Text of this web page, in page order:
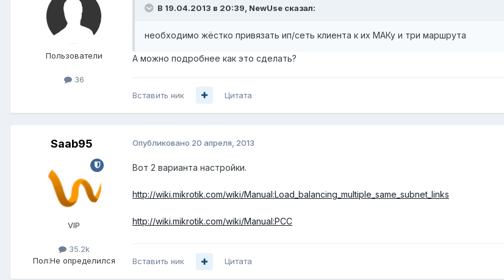
Пользователи
36
В 19.04.2013 в 20:39, NewUse сказал:
необходимо жёстко привязать ип/сеть клиента к их МАКу и три маршрута
А можно подробнее как это сделать?
Вставить ник Цитата
Saab95
VIP
35.2k
Пол:Не определился
Опубликовано 20 апреля, 2013
Вот 2 варианта настройки.
http://wiki.mikrotik.com/wiki/Manual:Load_balancing_multiple_same_subnet_links
http://wiki.mikrotik.com/wiki/Manual:PCC
Вставить ник Цитата